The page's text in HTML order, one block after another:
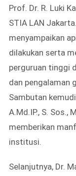
Prof. Dr. R. Luki
STIA LAN
menyampaikan
dilakukan serta
perguruan tinggi
dan pengalaman
Sambutan
A.Md.IP., S. Sos.,
memberikan
institusi.
Selanjutnya, Dr.